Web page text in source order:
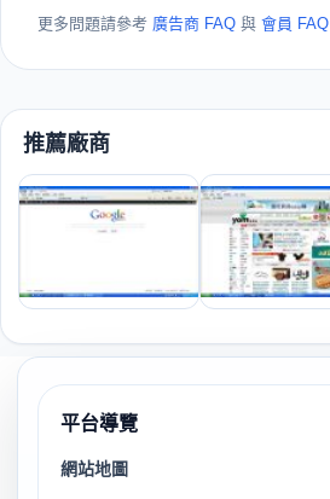
更多問題請參考 廣告商 FAQ 與 會員 FAQ
推薦廠商
平台導覽
網站地圖